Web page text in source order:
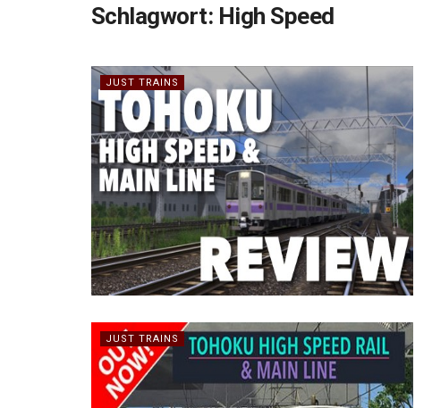
Schlagwort: High Speed
JUST TRAINS
JUST TRAINS